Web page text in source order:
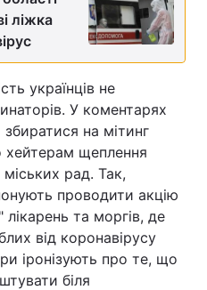
ліжка
українців не
У коментарях
на мітинг
хейтерам щеплення
рад. Так,
проводити акцію
лікарень та моргів, де
від коронавірусу
іронізують про те, що
біля